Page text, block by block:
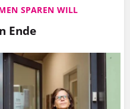
SPAREN WILL
Ende